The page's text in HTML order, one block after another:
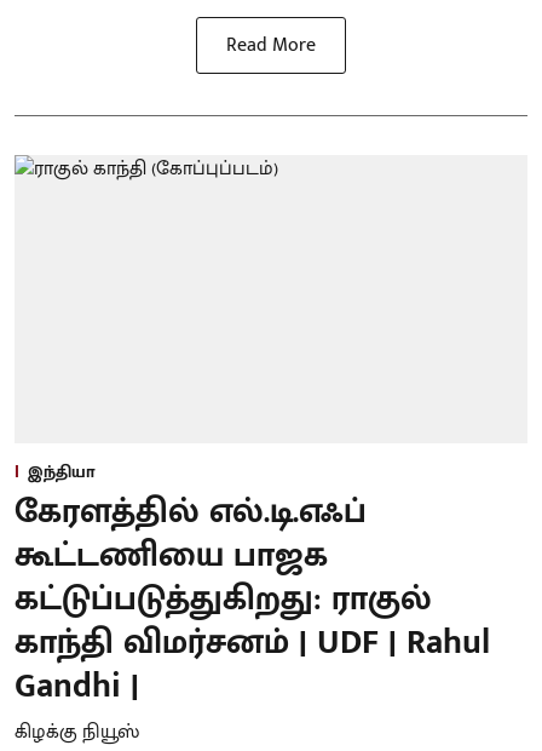
Read More
இந்தியா
கேரளத்தில் எல்.டி.எஃப்
கூட்டணியை பாஜக
கட்டுப்படுத்துகிறது: ராகுல்
காந்தி விமர்சனம் | UDF | Rahul
Gandhi |
கிழக்கு நியூஸ்